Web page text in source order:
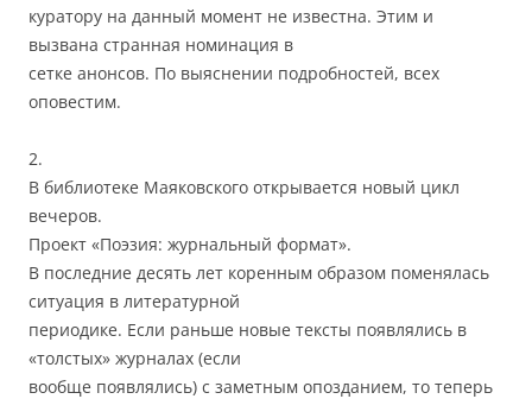
куратору на данный момент не известна. Этим и
вызвана странная номинация в
сетке анонсов. По выяснении подробностей, всех
оповестим.
2.
В библиотеке Маяковского открывается новый цикл
вечеров.
Проект «Поэзия: журнальный формат».
В последние десять лет коренным образом поменялась
ситуация в литературной
периодике. Если раньше новые тексты появлялись в
«толстых» журналах (если
вообще появлялись) с заметным опозданием, то теперь